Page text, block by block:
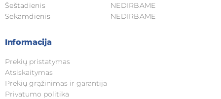
Šeštadienis
Sekamdienis
NEDIRBAME
NEDIRBAME
Informacija
Prekių pristatymas
Atsiskaitymas
Prekių grąžinimas ir garantija
Privatumo politika